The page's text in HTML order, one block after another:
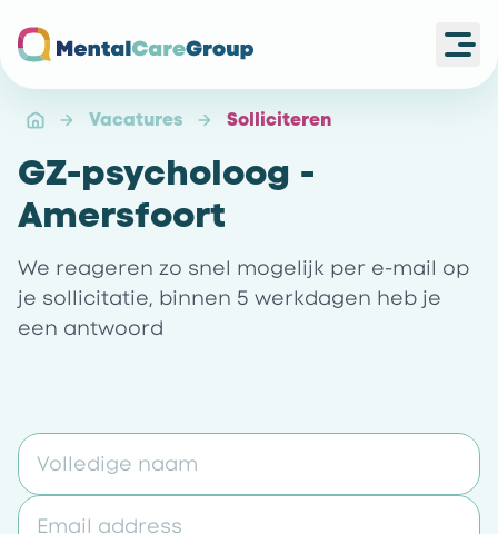
Vacatures Solliciteren
GZ-psycholoog -
Amersfoort
We reageren zo snel mogelijk per e-mail op
je sollicitatie, binnen 5 werkdagen heb je
een antwoord
Volledige naam
Email address